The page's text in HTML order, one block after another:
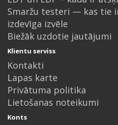
Smaržu testeri — kas tie
izdevīga izvēle
Biežāk uzdotie jautājumi
Klientu serviss
Kontakti
Lapas karte
Privātuma politika
Lietošanas noteikumi
Konts